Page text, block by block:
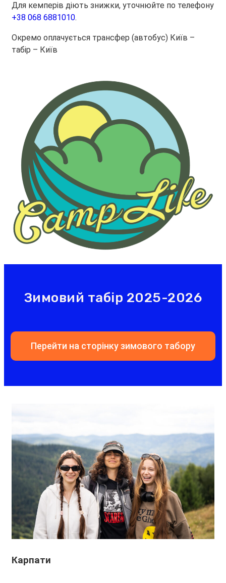
Для кемперів діють знижки, уточнюйте по телефону
+38 068 6881010.
Окремо оплачується трансфер (автобус) Київ –
табір – Київ
Зимовий табір 2025-2026
Перейти на сторінку зимового табору
Карпати